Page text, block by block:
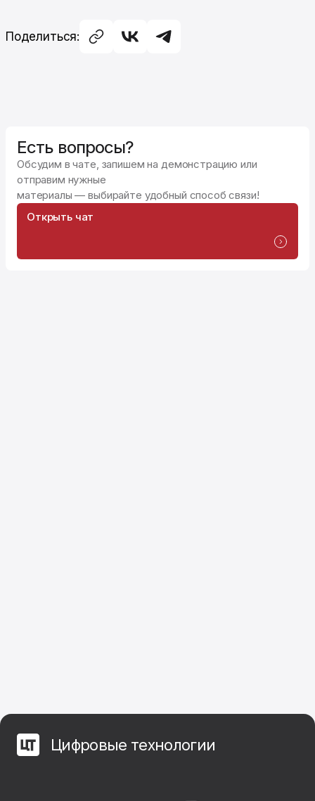
Поделиться:
Есть вопросы?
Обсудим в чате, запишем на демонстрацию или
отправим нужные
материалы — выбирайте удобный способ связи!
Открыть чат
Цифровые технологии